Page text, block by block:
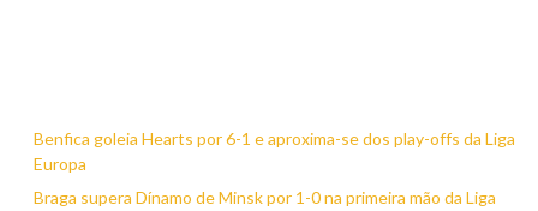
Benfica goleia Hearts por 6-1 e aproxima-se dos play-offs da Liga
Europa
Braga supera Dínamo de Minsk por 1-0 na primeira mão da Liga